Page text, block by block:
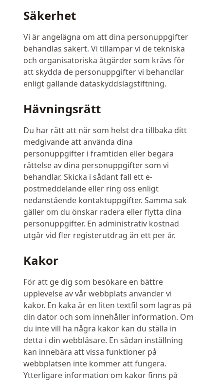
Säkerhet
Vi är angelägna om att dina personuppgifter
behandlas säkert. Vi tillämpar vi de tekniska
och organisatoriska åtgärder som krävs för
att skydda de personuppgifter vi behandlar
enligt gällande dataskyddslagstiftning.
Hävningsrätt
Du har rätt att när som helst dra tillbaka ditt
medgivande att använda dina
personuppgifter i framtiden eller begära
rättelse av dina personuppgifter som vi
behandlar. Skicka i sådant fall ett e-
postmeddelande eller ring oss enligt
nedanstående kontaktuppgifter. Samma sak
gäller om du önskar radera eller flytta dina
personuppgifter. En administrativ kostnad
utgår vid fler registerutdrag än ett per år.
Kakor
För att ge dig som besökare en bättre
upplevelse av vår webbplats använder vi
kakor. En kaka är en liten textfil som lagras på
din dator och som innehåller information. Om
du inte vill ha några kakor kan du ställa in
detta i din webbläsare. En sådan inställning
kan innebära att vissa funktioner på
webbplatsen inte kommer att fungera.
Ytterligare information om kakor finns på